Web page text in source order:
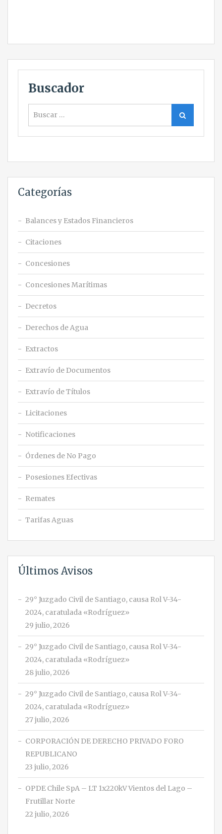
Buscador
Buscar
Categorías
Balances y Estados Financieros
Citaciones
Concesiones
Concesiones Marítimas
Decretos
Derechos de Agua
Extractos
Extravío de Documentos
Extravío de Títulos
Licitaciones
Notificaciones
Órdenes de No Pago
Posesiones Efectivas
Remates
Tarifas Aguas
Últimos Avisos
29° Juzgado Civil de Santiago, causa Rol V-34-
2024, caratulada «Rodríguez»
29 julio, 2026
29° Juzgado Civil de Santiago, causa Rol V-34-
2024, caratulada «Rodríguez»
28 julio, 2026
29° Juzgado Civil de Santiago, causa Rol V-34-
2024, caratulada «Rodríguez»
27 julio, 2026
CORPORACIÓN DE DERECHO PRIVADO FORO
REPUBLICANO
23 julio, 2026
OPDE Chile SpA – LT 1x220kV Vientos del Lago –
Frutillar Norte
22 julio, 2026